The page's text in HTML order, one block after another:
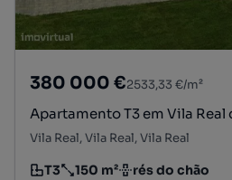
380 000 €2533,33 €/m²
Apartamento T3 em Vila Real
Vila Real, Vila Real, Vila Real
T3 150 m² rés do chão